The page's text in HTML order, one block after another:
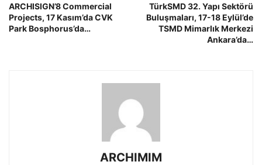
ARCHISIGN’8 Commercial
Projects, 17 Kasım’da CVK
Park Bosphorus’da…
TürkSMD 32. Yapı Sektörü
Buluşmaları, 17-18 Eylül’de
TSMD Mimarlık Merkezi
Ankara’da…
ARCHIMIM